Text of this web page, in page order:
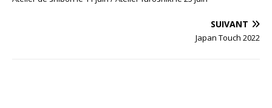
SUIVANT
Japan Touch 2022